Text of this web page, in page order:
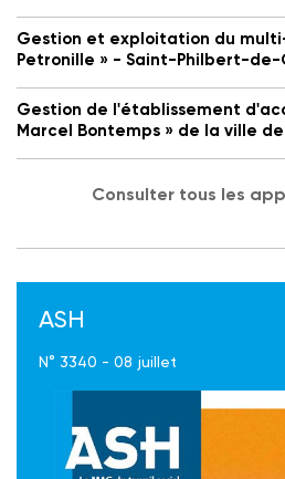
Gestion et exploitation du
Petronille » - Saint-Philbert-de-
Gestion de l'établissement
Marcel Bontemps » de la ville
Consulter tous les
ASH
N° 3340 - 08 juillet